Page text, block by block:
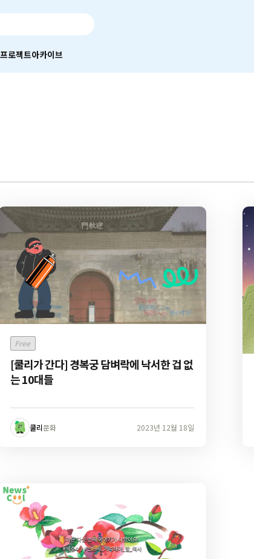
로젝트아카이브
Free
[쿨리가 간다] 경복궁 담벼락에 낙서한 겁 없
는 10대들
쿨리문화 2023년 12월 18일